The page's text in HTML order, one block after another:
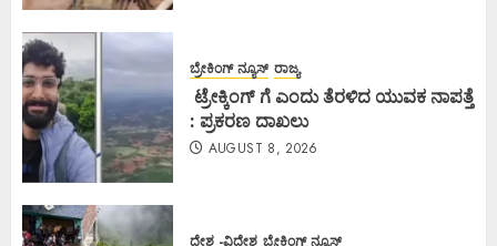
ಬ್ರೇಕಿಂಗ್ ನ್ಯೂಸ್ ರಾಜ್ಯ
ಟ್ರೇಕ್ಕಿಂಗ್ ಗೆ ಎಂದು ತೆರಳಿದ ಯುವಕ ನಾಪತ್ತೆ
: ಪ್ರಕರಣ ದಾಖಲು
AUGUST 8, 2026
ದೇಶ -ವಿದೇಶ ಬ್ರೇಕಿಂಗ್ ನ್ಯೂಸ್